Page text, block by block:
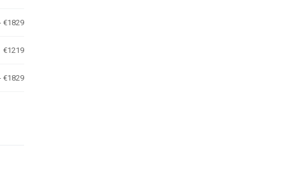
€1829
€1219
€1829